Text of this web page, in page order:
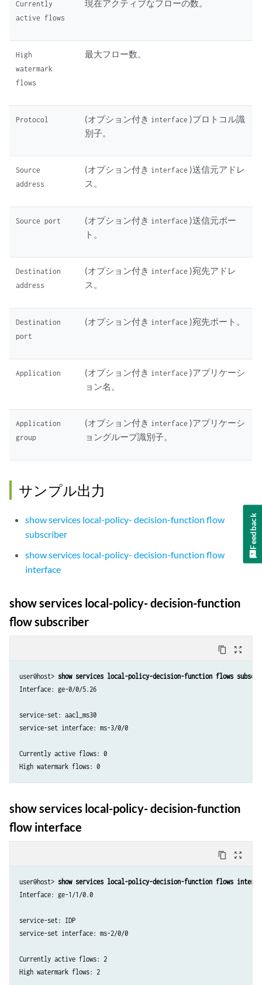
Currently
active flows
現在アクティブなフローの数。
High
watermark
flows
最大フロー数。
Protocol (オプション付き interface )プロトコル識
別子。
Source
address
(オプション付き interface )送信元アドレ
ス。
Source port (オプション付き interface )送信元ポー
ト。
Destination
address
(オプション付き interface )宛先アドレ
ス。
Destination
port
(オプション付き interface )宛先ポート。
Application (オプション付き interface )アプリケーシ
ョン名。
Application
group
(オプション付き interface )アプリケーシ
ョングループ識別子。
サンプル出力
show services local-policy- decision-function flow
subscriber
show services local-policy- decision-function flow
interface
show services local-policy- decision-function
flow subscriber
content_copy zoom_out_map
user@host> show services local-policy-decision-function flows
Interface: ge-0/0/5.26
service-set: aacl_ms30
service-set interface: ms-3/0/0
Currently active flows: 0
show services local-policy- decision-function
flow interface
content_copy zoom_out_map
user@host> show services local-policy-decision-function flows
Interface: ge-1/1/0.0
service-set: IDP
service-set interface: ms-2/0/0
Currently active flows: 2
High watermark flows: 2
Feedback